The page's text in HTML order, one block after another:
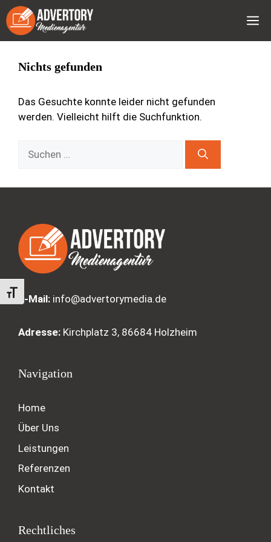
Schrift vergrößern
Nichts gefunden
Das Gesuchte konnte leider nicht gefunden
werden. Vielleicht hilft die Suchfunktion.
E-Mail: info@advertorymedia.de
Adresse: Kirchplatz 3, 86684 Holzheim
Navigation
Home
Über Uns
Leistungen
Referenzen
Kontakt
Rechtliches